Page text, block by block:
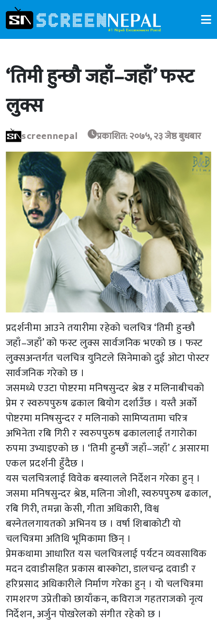
‘तिमी हुन्छौ जहाँ–जहाँ’ फस्ट
लुक्स
screennepal प्रकाशित: २०७५, २३ जेष्ठ बुधबार
प्रदर्शनीमा आउने तयारीमा रहेको चलचित्र ‘तिमी हुन्छौ
जहाँ–जहाँ’ को फस्ट लुक्स सार्वजनिक भएको छ । फस्ट
लुक्सअन्तर्गत चलचित्र युनिटले सिनेमाको दुई ओटा पोस्टर
सार्वजनिक गरेको छ ।
जसमध्ये एउटा पोष्टरमा मनिषसुन्दर श्रेष्ठ र मलिनाबीचको
प्रेम र स्वरुपपुरुष ढकाल बियोग दर्शाउँछ । यस्तै अर्को
पोष्टरमा मनिषसुन्दर र मलिनाको सामिप्यतामा चरित्र
अभिनेता रबि गिरी र स्वरुपपुरुष ढकाललाई तगारोका
रुपमा उभ्याइएको छ । ‘तिमी हुन्छौं जहाँ–जहाँ’ ८ असारमा
एकल प्रदर्शनी हुँदैछ ।
यस चलचित्रलाई विवेक बस्यालले निर्देशन गरेका हुन् ।
जसमा मनिषसुन्दर श्रेष्ठ, मलिना जोशी, स्वरुपपुरुष ढकाल,
रबि गिरी, तमन्ना केसी, गीता अधिकारी, विश्व
बस्नेतलगायतको अभिनय छ । वर्षा शिबाकोटी यो
चलचित्रमा अतिथि भूमिकामा छिन् ।
प्रेमकथामा आधारित यस चलचित्रलाई पर्यटन व्यवसायिक
मदन दवाडीसहित प्रकास बास्कोटा, डालचन्द्र दवाडी र
हरिप्रसाद अधिकारीले निर्माण गरेका हुन् । यो चलचित्रमा
रामशरण उप्रेतीको छायाँकन, कविराज गहतराजको नृत्य
निर्देशन, अर्जुन पोखरेलको संगीत रहेको छ ।